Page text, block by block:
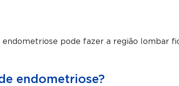
pode fazer a região lombar
endometriose?